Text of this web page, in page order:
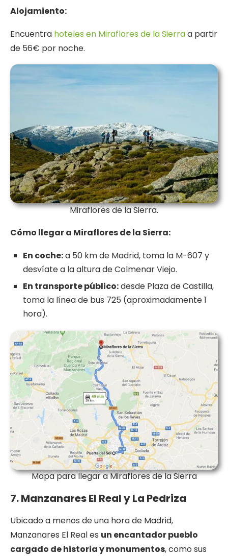
Alojamiento:
Encuentra hoteles en Miraflores de la Sierraa partir
de 56€ por noche.
Miraflores de la Sierra.
Cómo llegar a Miraflores de la Sierra:
En coche:a 50 km de Madrid, toma la M-607 y
desvíate a la altura de Colmenar Viejo.
En transporte público:desde Plaza de Castilla,
toma la línea de bus 725 (aproximadamente 1
hora).
Mapa para llegar a Miraflores de la Sierra
7. Manzanares El Real y La Pedriza
Ubicado a menos de una hora de Madrid,
Manzanares El Real es un encantador pueblo
cargado de historia y monumentos, como sus